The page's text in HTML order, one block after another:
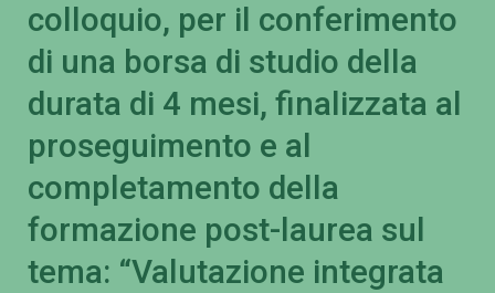
colloquio, per il conferimento
di una borsa di studio della
durata di 4 mesi, finalizzata al
proseguimento e al
completamento della
formazione post-laurea sul
tema: “Valutazione integrata